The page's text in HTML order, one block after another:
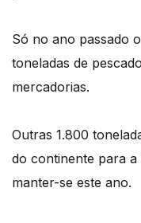
Só no ano passado
toneladas de
mercadorias.
Outras 1.800
do continente para
manter-se este ano.